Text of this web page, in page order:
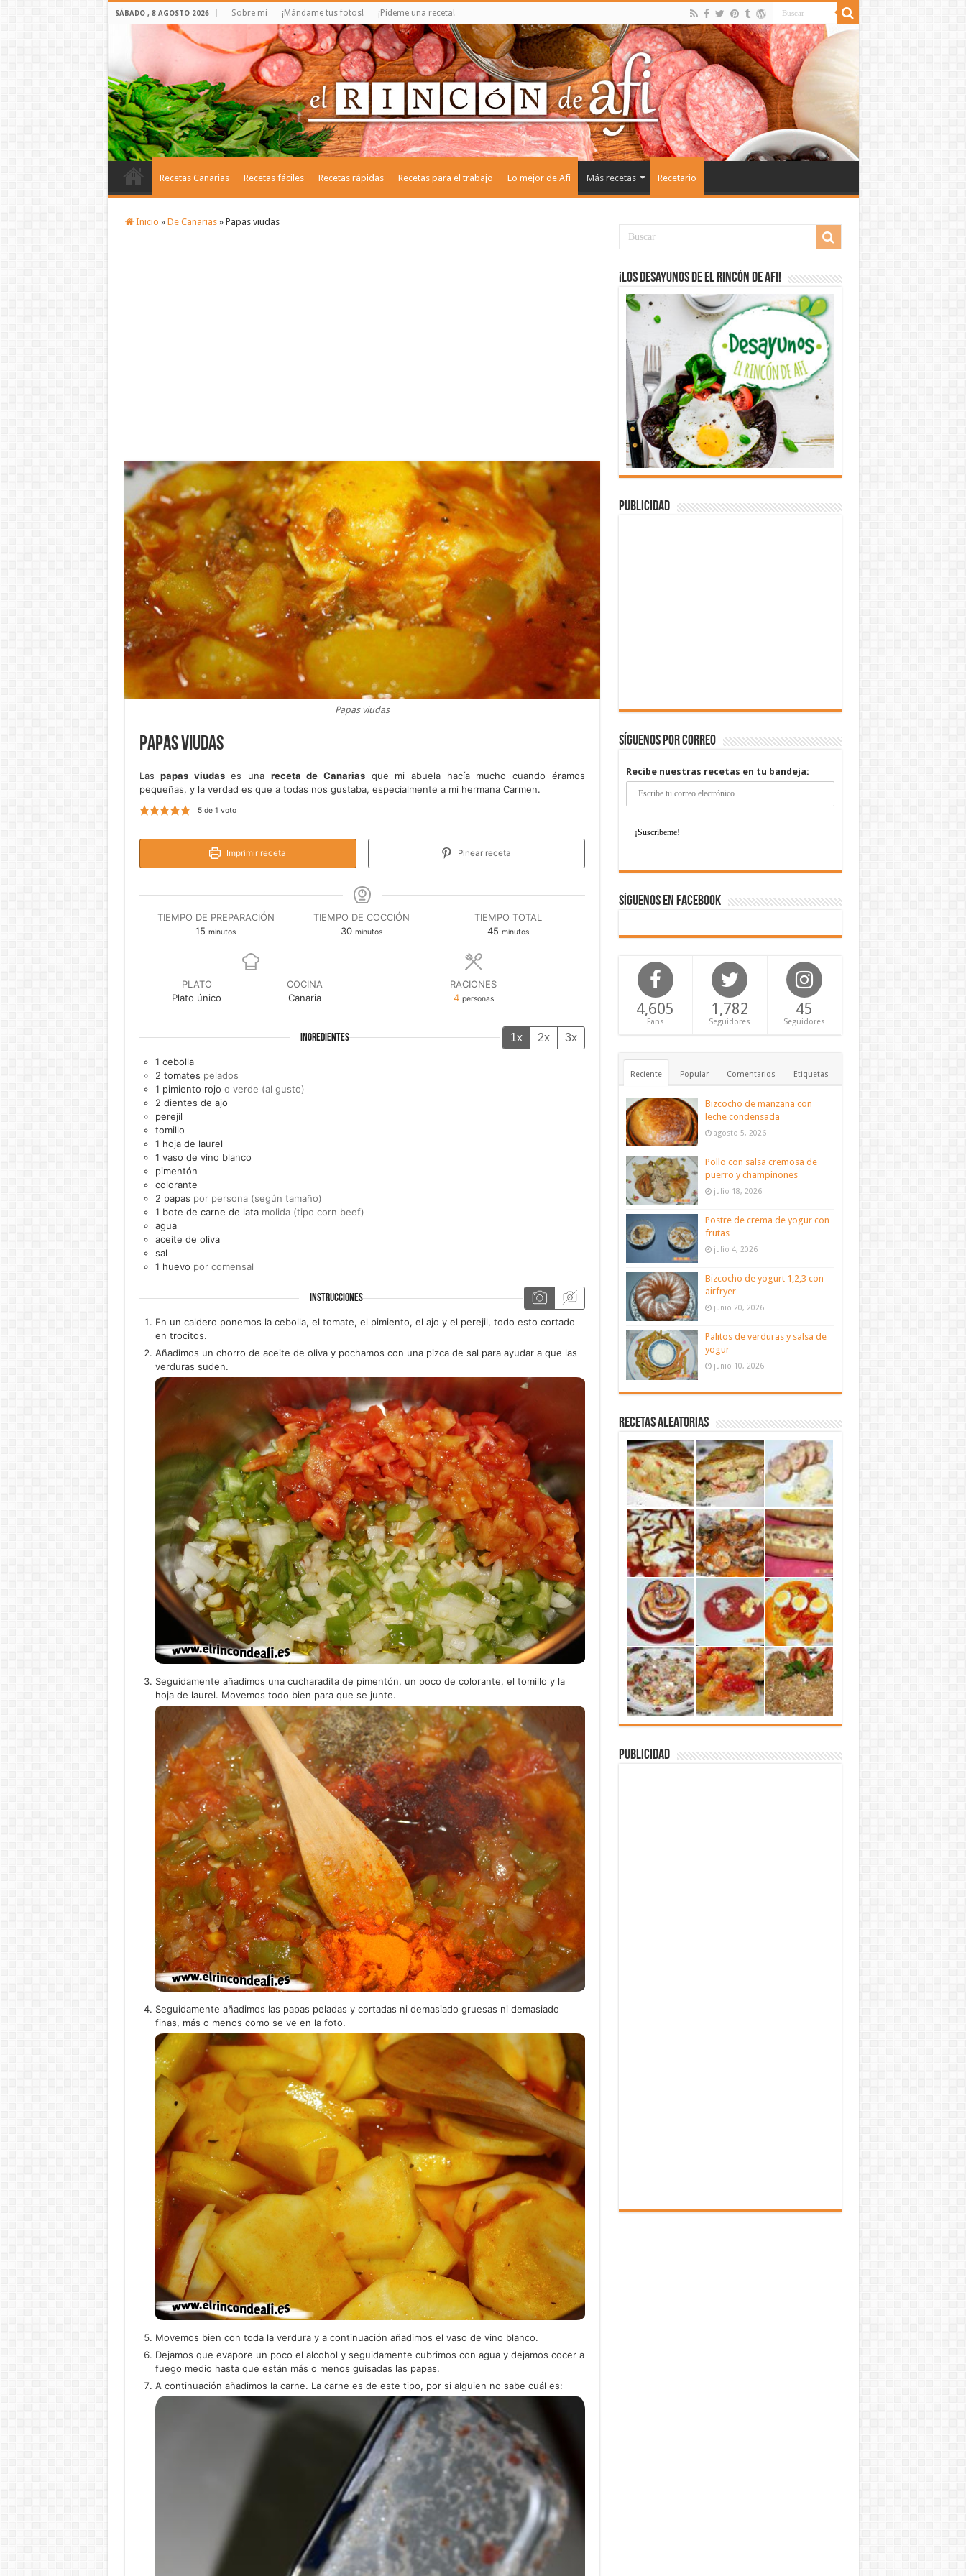
SÁBADO , 8 AGOSTO 2026 Sobre mí ¡Mándame tus fotos! ¡Pídeme una receta!
Recetas Canarias Recetas fáciles Recetas rápidas Recetas para el trabajo Lo mejor de Afi Más recetas Recetario
Inicio » De Canarias » Papas viudas
Papas viudas
Papas viudas
Laspapas viudases una receta de Canarias que mi abuela hacía mucho cuando éramos
pequeñas, y la verdad es que a todas nos gustaba, especialmente a mi hermana Carmen.
5de 1 voto
Imprimir receta Pinear receta
TIEMPO DE PREPARACIÓN
15 minutos
minutos
TIEMPO DE COCCIÓN
30minutos
minutos
TIEMPO TOTAL
45minutos
minutos
PLATO
Plato único
COCINA
Canaria
RACIONES
4 personas
INGREDIENTES 1x 2x 3x
1 cebolla
2 tomates pelados
1 pimiento rojo o verde (al gusto)
2 dientes de ajo
perejil
tomillo
1 hoja de laurel
1 vaso de vino blanco
pimentón
colorante
2 papas por persona (según tamaño)
1 bote de carne de lata molida (tipo corn beef)
agua
aceite de oliva
sal
1 huevo por comensal
INSTRUCCIONES
En un caldero ponemos la cebolla, el tomate, el pimiento, el ajo y el perejil, todo esto cortado
en trocitos.
Añadimos un chorro de aceite de oliva y pochamos con una pizca de sal para ayudar a que las
verduras suden.
Seguidamente añadimos una cucharadita de pimentón, un poco de colorante, el tomillo y la
hoja de laurel. Movemos todo bien para que se junte.
Seguidamente añadimos las papas peladas y cortadas ni demasiado gruesas ni demasiado
finas, más o menos como se ve en la foto.
Movemos bien con toda la verdura y a continuación añadimos el vaso de vino blanco.
Dejamos que evapore un poco el alcohol y seguidamente cubrimos con agua y dejamos cocer a
fuego medio hasta que están más o menos guisadas las papas.
A continuación añadimos la carne. La carne es de este tipo, por si alguien no sabe cuál es:
¡Los desayunos de El Rincón de Afi!
Publicidad
Síguenos por correo
Recibe nuestras recetas en tu bandeja:
Síguenos en Facebook
4,605
Fans
1,782
Seguidores
45
Seguidores
Reciente Popular Comentarios Etiquetas
Bizcocho de manzana con
leche condensada
agosto 5, 2026
Pollo con salsa cremosa de
puerro y champiñones
julio 18, 2026
Postre de crema de yogur con
frutas
julio 4, 2026
Bizcocho de yogurt 1,2,3 con
airfryer
junio 20, 2026
Palitos de verduras y salsa de
yogur
junio 10, 2026
Recetas aleatorias
Publicidad